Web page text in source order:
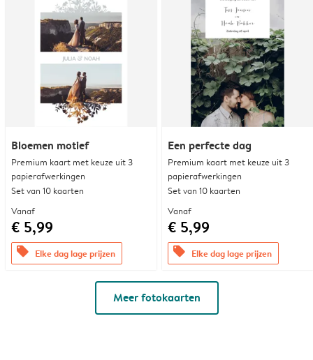
Bloemen motief
Premium kaart met keuze uit 3
papierafwerkingen
Set van 10 kaarten
Vanaf
€ 5,99
offers Elke dag lage prijzen
Een perfecte dag
Premium kaart met keuze uit 3
papierafwerkingen
Set van 10 kaarten
Vanaf
€ 5,99
offers Elke dag lage prijzen
Meer fotokaarten